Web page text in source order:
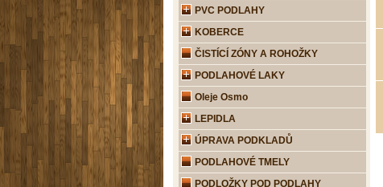
PVC PODLAHY
KOBERCE
ČISTÍCÍ ZÓNY A ROHOŽKY
PODLAHOVÉ LAKY
Oleje Osmo
LEPIDLA
ÚPRAVA PODKLADŮ
PODLAHOVÉ TMELY
PODLOŽKY POD PODLAHY